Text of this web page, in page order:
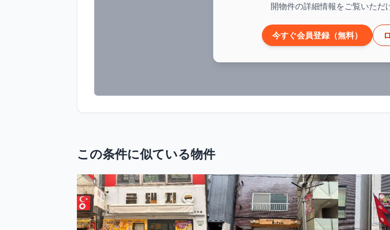
開物件の詳細情報をご覧いただ
今すぐ会員登録（無料）
この条件に似ている物件